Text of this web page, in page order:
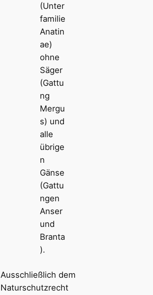
(Unter
familie
Anatin
ae)
ohne
Säger
(Gattu
ng
Mergu
s) und
alle
übrige
n
Gänse
(Gattu
ngen
Anser
und
Branta
).
Ausschließlich dem
Naturschutzrecht